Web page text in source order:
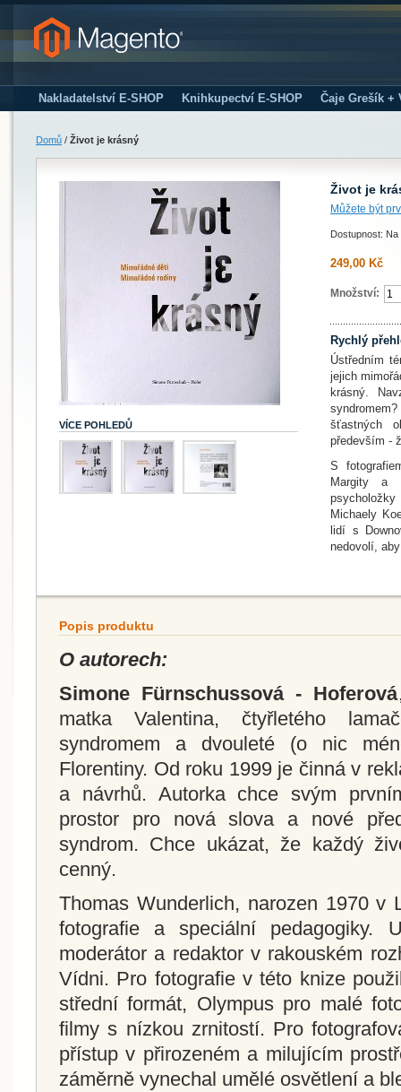
Nakladatelství E-SHOP Knihkupectví E-SHOP Čaje Grešík +
Domů / Život je krásný
VÍCE POHLEDŮ
Život je
Můžete být
Dostupnost: Na
249,00 Kč
Množství:
Rychlý
Ústředním
jejich
krásný.
šťastných
především -
S
Margity a
Michaely
lidí s
nedovolí,
Popis produktu
O autorech:
Simone Fürnschussová - Hoferová
matka Valentina, čtyřletého
syndromem a dvouleté (o nic
Florentiny. Od roku 1999 je činná v
a návrhů. Autorka chce svým
prostor pro nová slova a nové
syndrom. Chce ukázat, že každý
cenný.
Thomas Wunderlich, narozen 1970 v
fotografie a speciální pedagogiky.
moderátor a redaktor v rakouském
Vídni. Pro fotografie v této knize
střední formát, Olympus pro malé
filmy s nízkou zrnitostí. Pro
přístup v přirozeném a milujícím
záměrně vynechal umělé osvětlení a